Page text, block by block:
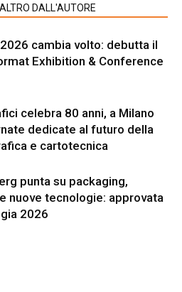
ALTRO DALL'AUTORE
cambia volto: debutta il
Exhibition & Conference
celebra 80 anni, a Milano
dedicate al futuro della
e cartotecnica
punta su packaging,
nuove tecnologie: approvata
2026